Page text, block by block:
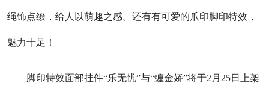
绳饰点缀，给人以萌趣之感。还有有可爱的爪印脚印特效，
魅力十足！
脚印特效面部挂件“乐无忧”与“缠金娇”将于2月25日上架